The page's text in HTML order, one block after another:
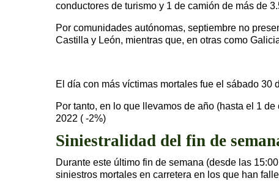
conductores de turismo y 1 de camión de más de
Por comunidades autónomas, septiembre no
Castilla y León, mientras que, en otras como
El día con más víctimas mortales fue el sábado
Por tanto, en lo que llevamos de año (hasta el 1
2022 ( -2%)
Siniestralidad del fin de
Durante este último fin de semana (desde las
siniestros mortales en carretera en los que han